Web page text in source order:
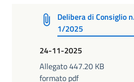
Delibera di Consiglio
1/2025
24-11-2025
Allegato 447.20 KB
formato pdf